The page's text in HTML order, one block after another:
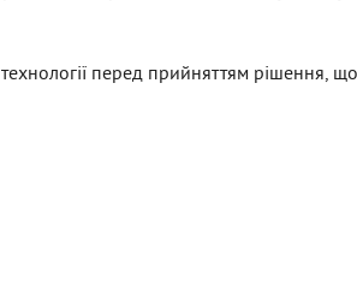
перед прийняттям рішення,